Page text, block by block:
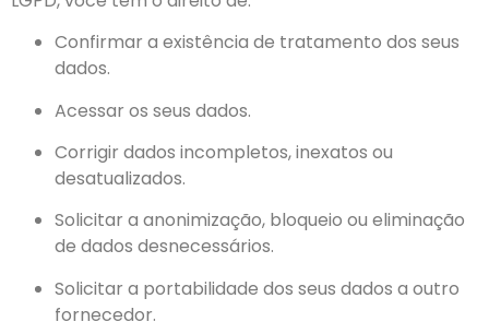
Confirmar a existência de tratamento dos seus
dados.
Acessar os seus dados.
Corrigir dados incompletos, inexatos ou
desatualizados.
Solicitar a anonimização, bloqueio ou eliminação
de dados desnecessários.
Solicitar a portabilidade dos seus dados a outro
fornecedor.